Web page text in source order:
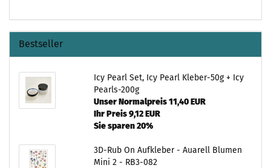
Bestseller
Icy Pearl Set, Icy Pearl Kleber-50g + Icy
Pearls-200g
Unser Normalpreis 11,40 EUR
Ihr Preis 9,12 EUR
Sie sparen 20%
3D-Rub On Aufkleber - Auarell Blumen
Mini 2 - RB3-082